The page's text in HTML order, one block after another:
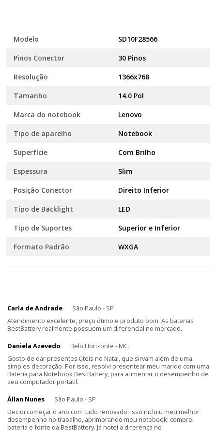
Modelo SD10F28566
Pinos Conector 30 Pinos
Resolução 1366x768
Tamanho 14.0 Pol
Marca do notebook Lenovo
Tipo de aparelho Notebook
Superfície Com Brilho
Espessura Slim
Posição Conector Direito Inferior
Tipo de Backlight LED
Tipo de Suportes Superior e Inferior
Formato Padrão WXGA
Carla de Andrade
São Paulo - SP
Atendimento excelente, preço ótimo e produto bom. As baterias
BestBattery realmente possuem um diferencial no mercado.
Daniela Azevedo
Belo Horizonte - MG
Gosto de dar presentes úteis no Natal, que sirvam além de uma
simples decoração. Por isso, resolvi presentear meu marido com uma
Bateria para Notebook BestBattery, para aumentar o desempenho de
seu computador portátil.
Állan Nunes
São Paulo - SP
Decidi começar o ano com tudo renovado. Isso incluiu meu melhor
desempenho no trabalho, aprimorando meu notebook: comprei
bateria e fonte da BestBattery. Já notei a diferença no